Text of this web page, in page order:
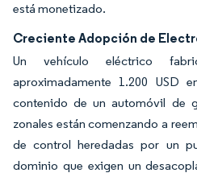
está monetizado.
Creciente Adopción de
Un vehículo eléctrico
aproximadamente 1.200 USD
contenido de un automóvil de
zonales están comenzando a
de control heredadas por un
dominio que exigen un